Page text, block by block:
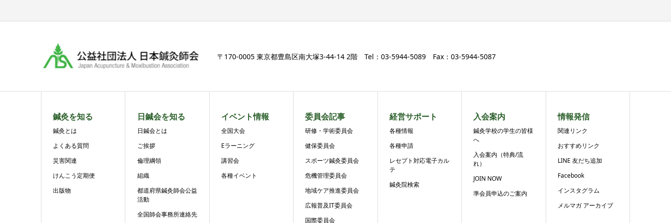
〒170-0005 東京都豊島区南大塚3-44-14 2階 Tel：03-5944-5089 Fax：03-5944-5087
鍼灸を知る
鍼灸とは
よくある質問
災害関連
けんこう定期便
出版物
日鍼会を知る
日鍼会とは
ご挨拶
倫理綱領
組織
都道府県鍼灸師会公益
活動
全国師会事務所連絡先
イベント情報
全国大会
Eラーニング
講習会
各種イベント
委員会記事
研修・学術委員会
健保委員会
スポーツ鍼灸委員会
危機管理委員会
地域ケア推進委員会
広報普及IT委員会
国際委員会
経営サポート
各種情報
各種申請
レセプト対応電子カル
テ
鍼灸院検索
入会案内
鍼灸学校の学生の皆様
へ
入会案内（特典/流
れ）
JOIN NOW
準会員申込のご案内
情報発信
関連リンク
おすすめリンク
LINE 友だち追加
Facebook
インスタグラム
メルマガ アーカイブ